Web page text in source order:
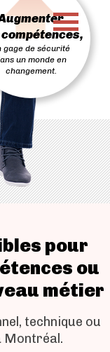
gage de sécurité
un monde en
changement.
pour
ou
métier
technique ou
Montréal.